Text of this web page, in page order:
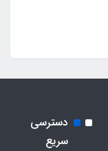
دسترسی
سریع